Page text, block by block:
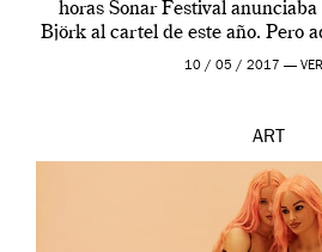
horas Sonar Festival
Björk al cartel de este año. Pero
en una de las actuaciones
10 / 05 / 2017 —
ART